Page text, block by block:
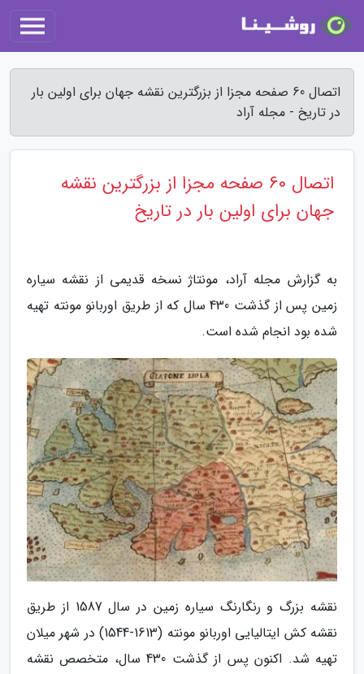
اتصال 60 صفحه مجزا از بزرگترین نقشه جهان برای اولین بار
در تاریخ - مجله آراد
اتصال 60 صفحه مجزا از بزرگترین نقشه
جهان برای اولین بار در تاریخ
به گزارش مجله آراد، مونتاژ نسخه قدیمی از نقشه سیاره
زمین پس از گذشت 430 سال که از طریق اوربانو مونته تهیه
شده بود انجام شده است.
نقشه بزرگ و رنگارنگ سیاره زمین در سال 1587 از طریق
نقشه کش ایتالیایی اوربانو مونته (1613-1544) در شهر میلان
تهیه شد. اکنون پس از گذشت 430 سال، متخصص نقشه